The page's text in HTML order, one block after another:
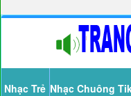
Nhạc Trẻ Nhạc Chuông